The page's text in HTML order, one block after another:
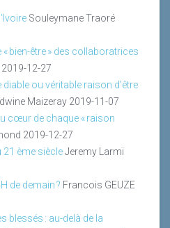
Souleymane Traoré
« bien-être » des collaboratrices
2019-12-27
diable ou véritable raison d’être
Maizeray 2019-11-07
cœur de chaque « raison
2019-12-27
ème siècleJeremy Larmi
de demain ? Francois GEUZE
blessés : au-delà de la